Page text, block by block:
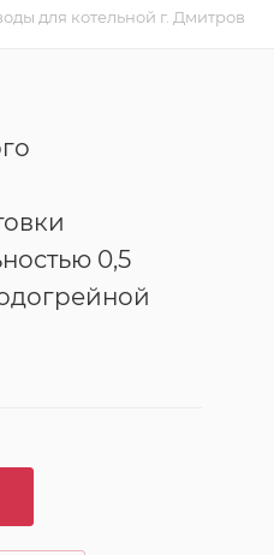
для котельной г. Дмитров
0,5